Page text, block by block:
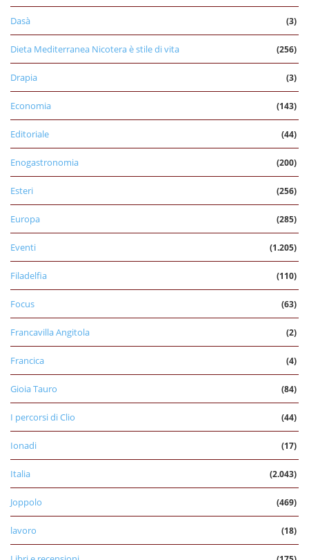
Dasà (3)
Dieta Mediterranea Nicotera è stile di vita (256)
Drapia (3)
Economia (143)
Editoriale (44)
Enogastronomia (200)
Esteri (256)
Europa (285)
Eventi (1.205)
Filadelfia (110)
Focus (63)
Francavilla Angitola (2)
Francica (4)
Gioia Tauro (84)
I percorsi di Clio (44)
Ionadi (17)
Italia (2.043)
Joppolo (469)
lavoro (18)